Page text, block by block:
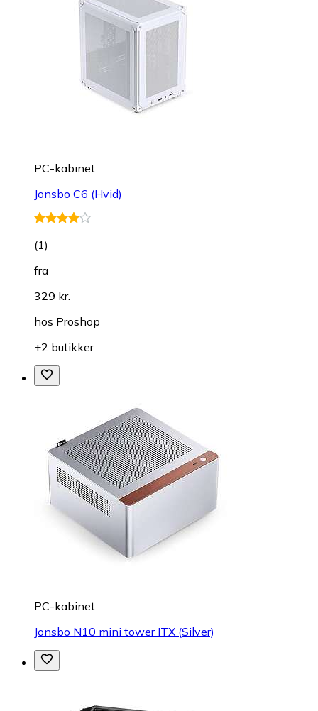
PC-kabinet
Jonsbo C6 (Hvid)
(1)
fra
329 kr.
hos Proshop
+2 butikker
PC-kabinet
Jonsbo N10 mini tower ITX (Silver)